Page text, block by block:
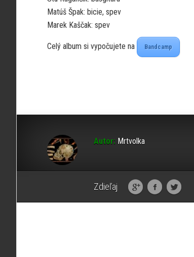
Matúš Špak: bicie, spev
Marek Kaščak: spev
Celý album si vypočujete na Bandcamp
Autor: Mrtvolka
Zdieľaj